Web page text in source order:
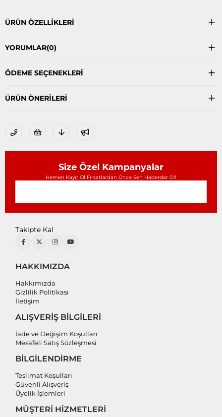
ÜRÜN ÖZELLIKLERI
YORUMLAR(0)
ÖDEME SEÇENEKLERI
ÜRÜN ÖNERILERI
Size Özel Kampanyalar
Hemen Kayıt Ol Fırsatlardan Önce Sen Haberdar Ol!
Takipte Kal
HAKKIMIZDA
Hakkımızda
Gizlilik Politikası
İletişim
ALIŞVERİŞ BİLGİLERİ
İade ve Değişim Koşulları
Mesafeli Satış Sözleşmesi
BİLGİLENDİRME
Teslimat Koşulları
Güvenli Alışveriş
Üyelik İşlemleri
MÜŞTERİ HİZMETLERİ